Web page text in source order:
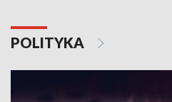
POLITYKA